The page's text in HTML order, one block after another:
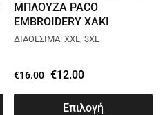
ΜΠΛΟΥΖΑ PACO
EMBROIDERY ΧΑΚΙ
2381890
ΔΙΑΘΕΣΙΜΑ: XXL, 3XL
€16.00 €12.00
Επιλογή